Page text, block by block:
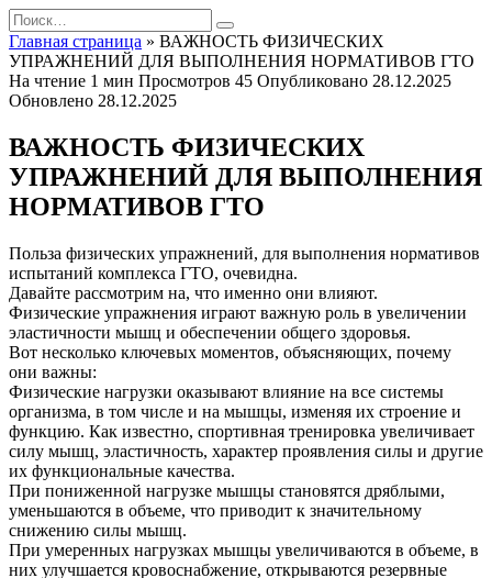
Перейти
к
содержанию
Search
for:
Главная страница » ВАЖНОСТЬ ФИЗИЧЕСКИХ
УПРАЖНЕНИЙ ДЛЯ ВЫПОЛНЕНИЯ НОРМАТИВОВ ГТО
На чтение 1 мин Просмотров 45 Опубликовано 28.12.2025
Обновлено 28.12.2025
ВАЖНОСТЬ ФИЗИЧЕСКИХ
УПРАЖНЕНИЙ ДЛЯ ВЫПОЛНЕНИЯ
НОРМАТИВОВ ГТО
Польза физических упражнений, для выполнения нормативов
испытаний комплекса ГТО, очевидна.
Давайте рассмотрим на, что именно они влияют.
Физические упражнения играют важную роль в увеличении
эластичности мышц и обеспечении общего здоровья.
Вот несколько ключевых моментов, объясняющих, почему
они важны:
Физические нагрузки оказывают влияние на все системы
организма, в том числе и на мышцы, изменяя их строение и
функцию. Как известно, спортивная тренировка увеличивает
силу мышц, эластичность, характер проявления силы и другие
их функциональные качества.
При пониженной нагрузке мышцы становятся дряблыми,
уменьшаются в объеме, что приводит к значительному
снижению силы мышц.
При умеренных нагрузках мышцы увеличиваются в объеме, в
них улучшается кровоснабжение, открываются резервные